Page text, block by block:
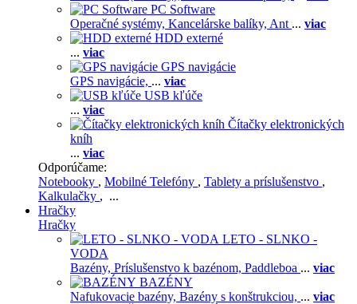
PC Software
Operačné systémy, Kancelárske balíky, Ant ... viac
HDD externé
... viac
GPS navigácie
GPS navigácie, ... viac
USB kľúče
... viac
Čítačky elektronických
kníh
... viac
Odporúčame:
Notebooky , Mobilné Telefóny , Tablety a príslušenstvo ,
Kalkulačky , ...
Hračky
Hračky
LETO - SLNKO -
VODA
Bazény, Príslušenstvo k bazénom, Paddleboa ... viac
BAZÉNY
Nafukovacie bazény, Bazény s konštrukciou, ... viac